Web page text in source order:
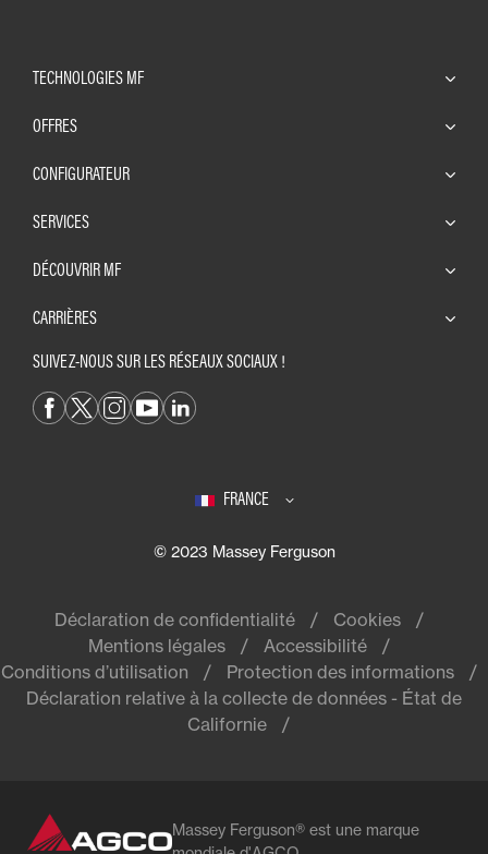
TECHNOLOGIES MF
OFFRES
CONFIGURATEUR
SERVICES
DÉCOUVRIR MF
CARRIÈRES
SUIVEZ-NOUS SUR LES RÉSEAUX SOCIAUX !
FRANCE
© 2023 Massey Ferguson
Déclaration de confidentialité
Cookies
Mentions légales
Accessibilité
Conditions d’utilisation
Protection des informations
Déclaration relative à la collecte de données - État de
Californie
Massey Ferguson® est une marque